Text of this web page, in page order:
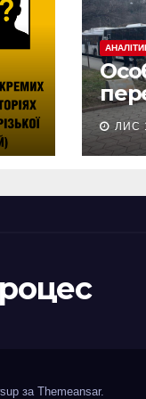
ЛИС
за Themeansar.